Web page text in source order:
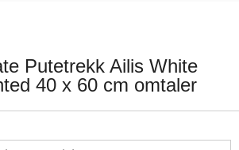
Putetrekk Ailis White
40 x 60 cm omtaler